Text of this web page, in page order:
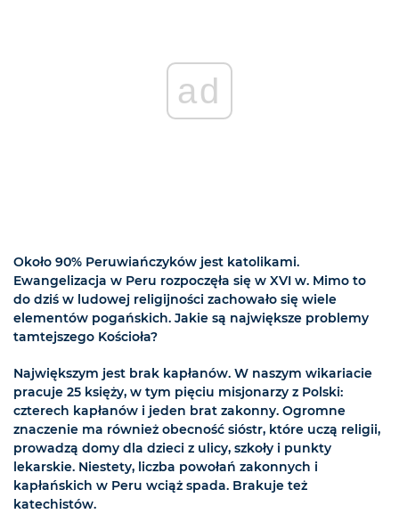
ad
Około 90% Peruwiańczyków jest katolikami.
Ewangelizacja w Peru rozpoczęła się w XVI w. Mimo to
do dziś w ludowej religijności zachowało się wiele
elementów pogańskich. Jakie są największe problemy
tamtejszego Kościoła?
Największym jest brak kapłanów. W naszym wikariacie
pracuje 25 księży, w tym pięciu misjonarzy z Polski:
czterech kapłanów i jeden brat zakonny. Ogromne
znaczenie ma również obecność sióstr, które uczą religii,
prowadzą domy dla dzieci z ulicy, szkoły i punkty
lekarskie. Niestety, liczba powołań zakonnych i
kapłańskich w Peru wciąż spada. Brakuje też
katechistów.